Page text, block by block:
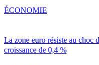
La zone euro résiste au choc
croissance de 0,4 %
ÉCONOMIE